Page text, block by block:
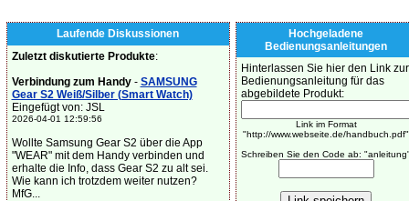
Laufende Diskussionen
Zuletzt diskutierte Produkte:
Verbindung zum Handy- SAMSUNG
Gear S2 Weiß/Silber (Smart Watch)
Eingefügt von: JSL
2026-04-01 12:59:56
Wollte Samsung Gear S2 über die App
"WEAR" mit dem Handy verbinden und
erhalte die Info, dass Gear S2 zu alt sei.
Wie kann ich trotzdem weiter nutzen?
MfG...
Hochgeladene
Bedienungsanleitungen
Hinterlassen Sie hier den Link zur
Bedienungsanleitung für das
abgebildete Produkt:
Link im Format
"http://www.webseite.de/handbuch.pdf"
Schreiben Sie den Code ab: